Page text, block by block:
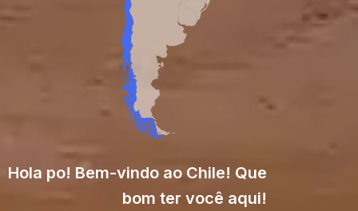
Hola po! Bem-vindo ao Chile! Que
bom ter você aqui!